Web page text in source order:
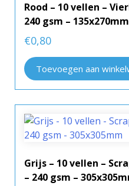
Rood – 10 vellen –
240 gsm – 135x270mm
€0,80
Toevoegen aan
Grijs – 10 vellen –
– 240 gsm –